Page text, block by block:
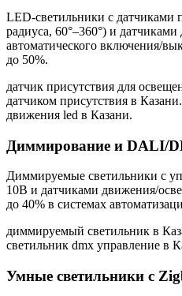
LED-светильники с датчиками
радиуса, 60°–360°) и
автоматического включения/
до 50%.
датчик присутствия для
датчиком присутствия в
движения led в Казани.
Диммирование и DALI/
Диммируемые светильники с
10В и датчиками движения/
до 40% в системах
диммируемый светильник в
светильник dmx управление в
Умные светильники с